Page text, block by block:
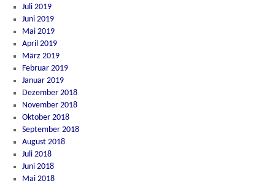
Juli 2019
Juni 2019
Mai 2019
April 2019
März 2019
Februar 2019
Januar 2019
Dezember 2018
November 2018
Oktober 2018
September 2018
August 2018
Juli 2018
Juni 2018
Mai 2018